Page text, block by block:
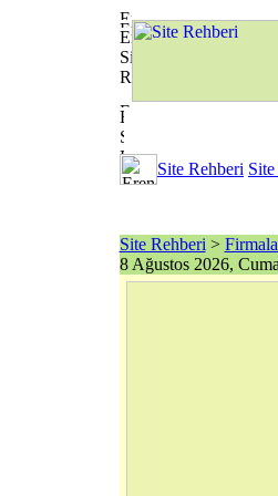
Site Rehberi
Site Rehberi >
8 Ağustos 2026,